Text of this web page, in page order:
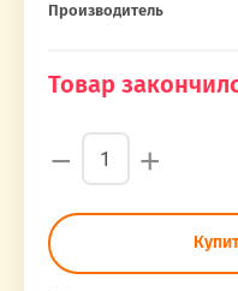
Производитель
Товар
− +